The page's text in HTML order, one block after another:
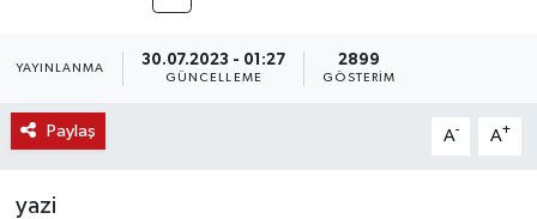
YAYINLANMA 30.07.2023 - 01:27
GÜNCELLEME
2899
GÖSTERIM
Paylaş A- A+
yazi